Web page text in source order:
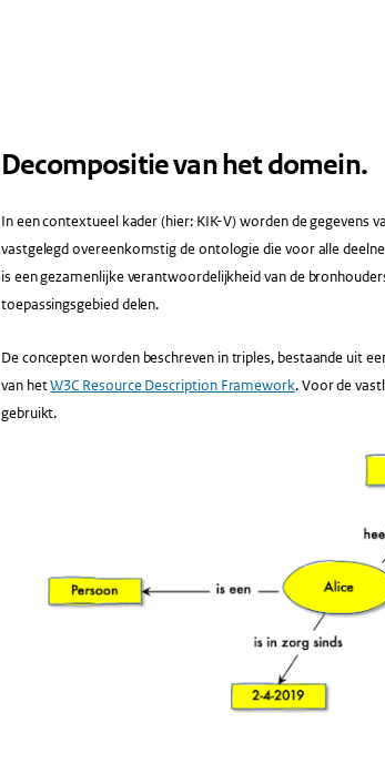
Decompositie van het domein.
In een contextueel kader (hier: KIK-V) worden de gegevens
vastgelegd overeenkomstig de ontologie die voor alle
is een gezamenlijke verantwoordelijkheid van de
toepassingsgebied delen.
De concepten worden beschreven in triples, bestaande uit
van hetW3C Resource Description Framework. Voor de
gebruikt.